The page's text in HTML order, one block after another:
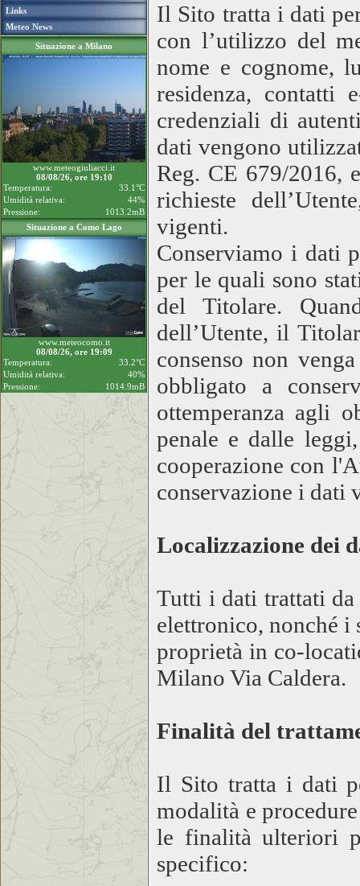
Links
Meteo News
Situazione a Milano
www.meteogiuliacci.it
08/08/26, ore 19:10
Temperatura:
33.1°C
Umidità relativa:
44%
Pressione:
1013.2mB
Situazione a Como Lago
www.meteocomo.it
08/08/26, ore 19:09
Temperatura:
33.2°C
Umidità relativa:
40%
Pressione:
1014.9mB
Il Sito tratta i dati
con l’utilizzo del
nome e cognome,
residenza, contatti
credenziali di
dati vengono
Reg. CE 679/2016,
richieste
vigenti.
Conserviamo i dati
per le quali sono
del Titolare.
dell’Utente, il
consenso non
obbligato a
ottemperanza agli
penale e dalle
cooperazione con
conservazione i dati
Localizzazione dei
Tutti i dati trattati
elettronico, nonché i
proprietà in co-
Milano Via Caldera.
Finalità del
Il Sito tratta i dati
modalità e
le finalità ulteriori
specifico: